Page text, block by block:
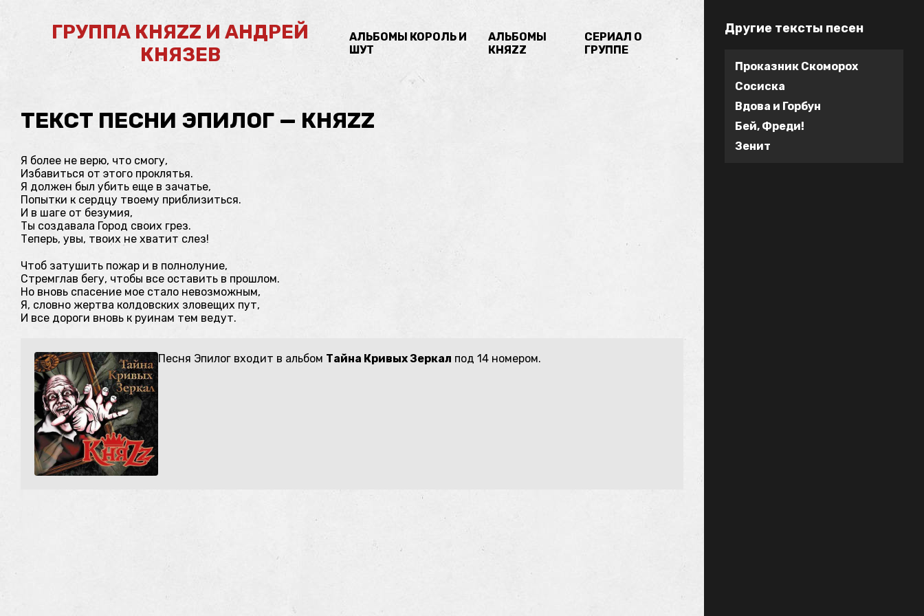
ГРУППА КНЯZZ И АНДРЕЙ
КНЯЗЕВ
АЛЬБОМЫ КОРОЛЬ И
ШУТ
АЛЬБОМЫ
КНЯZZ
СЕРИАЛ О
ГРУППЕ
ТЕКСТ ПЕСНИ ЭПИЛОГ — КНЯZZ
Я более не верю, что смогу,
Избавиться от этого проклятья.
Я должен был убить еще в зачатье,
Попытки к сердцу твоему приблизиться.
И в шаге от безумия,
Ты создавала Город своих грез.
Теперь, увы, твоих не хватит слез!
Чтоб затушить пожар и в полнолуние,
Стремглав бегу, чтобы все оставить в прошлом.
Но вновь спасение мое стало невозможным,
Я, словно жертва колдовских зловещих пут,
И все дороги вновь к руинам тем ведут.
Песня Эпилог входит в альбом Тайна Кривых Зеркал под 14 номером.
Другие тексты песен
Проказник Скоморох
Сосиска
Вдова и Горбун
Бей, Фреди!
Зенит